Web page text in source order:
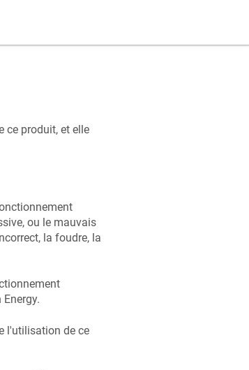
ce produit, et elle
ou le mauvais
la foudre, la
l'utilisation de ce